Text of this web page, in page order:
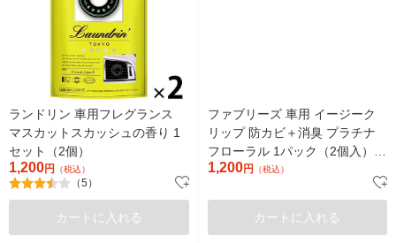
ランドリン 車用フレグランス
マスカットスカッシュの香り 1
セット（2個）
1,200円 （税込）
（5）
カートに入れる
ファブリーズ 車用 イージーク
リップ 防カビ＋消臭 プラチナ
フローラル 1パック（2個入）消
臭剤 芳香剤
1,200円 （税込）
カートに入れる